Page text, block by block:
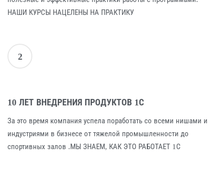
НАШИ КУРСЫ НАЦЕЛЕНЫ НА ПРАКТИКУ
2
10 ЛЕТ ВНЕДРЕНИЯ ПРОДУКТОВ 1С
За это время компания успела поработать со всеми нишами и
индустриями в бизнесе от тяжелой промышленности до
спортивных залов .МЫ ЗНАЕМ, КАК ЭТО РАБОТАЕТ 1С